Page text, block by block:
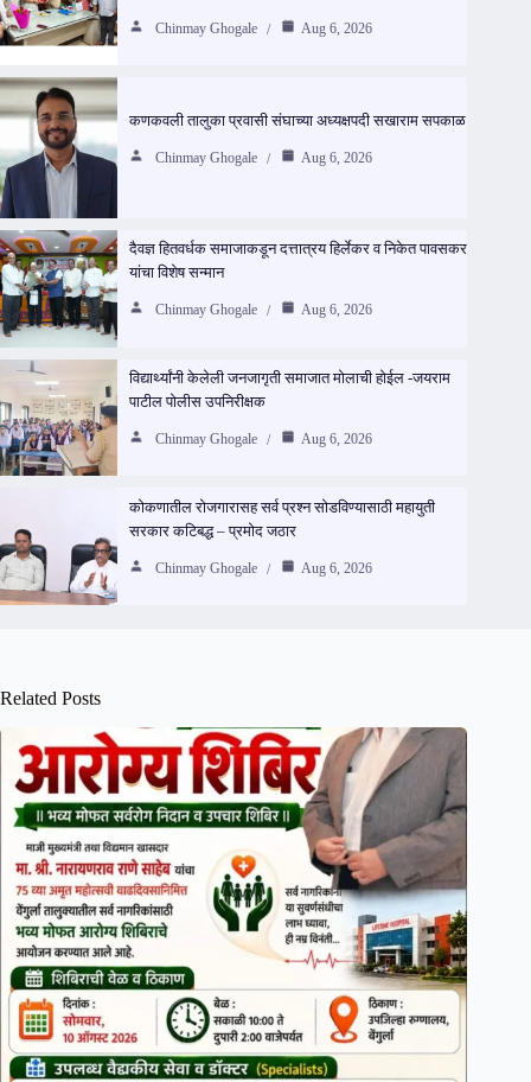
Chinmay Ghogale Aug 6, 2026
कणकवली तालुका प्रवासी संघाच्या अध्यक्षपदी सखाराम सपकाळ
Chinmay Ghogale Aug 6, 2026
दैवज्ञ हितवर्धक समाजाकडून दत्तात्रय हिर्लेकर व निकेत पावसकर
यांचा विशेष सन्मान
Chinmay Ghogale Aug 6, 2026
विद्यार्थ्यांनी केलेली जनजागृती समाजात मोलाची होईल -जयराम
पाटील पोलीस उपनिरीक्षक
Chinmay Ghogale Aug 6, 2026
कोकणातील रोजगारासह सर्व प्रश्न सोडविण्यासाठी महायुती
सरकार कटिबद्ध – प्रमोद जठार
Chinmay Ghogale Aug 6, 2026
Related Posts